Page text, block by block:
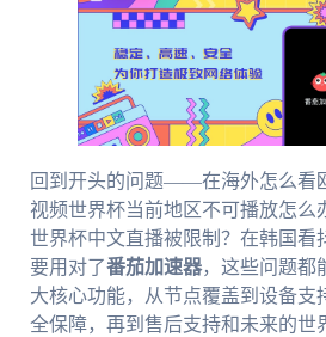
回到开头的问题——在海外怎么看
视频世界杯当前地区不可播放怎么
世界杯中文直播被限制？在韩国看
要用对了番茄加速器，这些问题都
大核心功能，从节点覆盖到设备支
全保障，再到售后支持和未来的世